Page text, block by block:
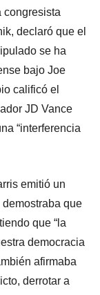
congresista
declaró que el
se ha
bajo Joe
calificó el
JD Vance
“interferencia
emitió un
que
que “la
democracia
afirmaba
derrotar a